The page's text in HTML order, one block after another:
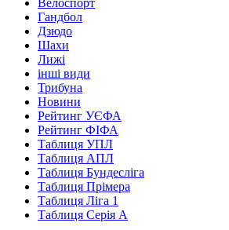
Велоспорт
Гандбол
Дзюдо
Шахи
Лижі
інші види
Трибуна
Новини
Рейтинг УЄФА
Рейтинг ФІФА
Таблиця УПЛ
Таблиця АПЛ
Таблиця Бундесліга
Таблиця Прімера
Таблиця Ліга 1
Таблиця Серія А